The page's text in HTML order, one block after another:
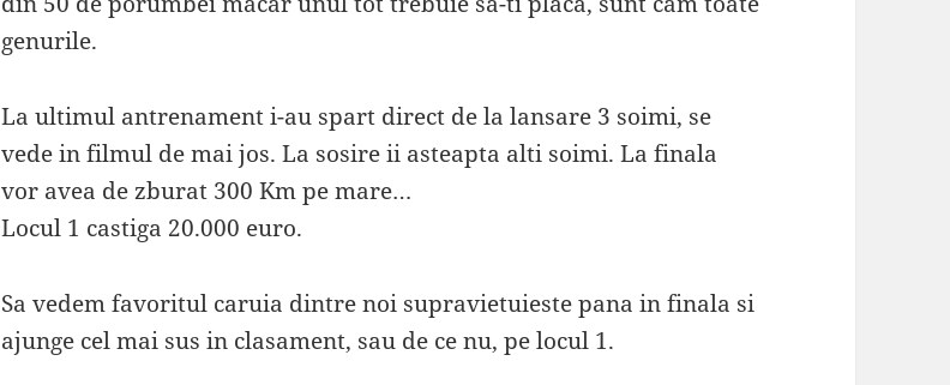
genurile.
La ultimul antrenament i-au spart direct de la lansare 3 soimi, se
vede in filmul de mai jos. La sosire ii asteapta alti soimi. La finala
vor avea de zburat 300 Km pe mare…
Locul 1 castiga 20.000 euro.
Sa vedem favoritul caruia dintre noi supravietuieste pana in finala si
ajunge cel mai sus in clasament, sau de ce nu, pe locul 1.